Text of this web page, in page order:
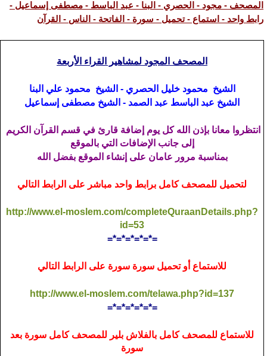
المصحف - مجود - الحصري - البنا - عبد الباسط - مصطفى إسماعيل -
رابط واحد - استماع - تحميل - سورة - الفاتحة - الناس - القرآن
المصحف المجود لمشاهير القراء الأربعة
الشيخ محمود خليل الحصري - الشيخ محمود علي البنا
الشيخ عبد الباسط عبد الصمد - الشيخ مصطفى إسماعيل
انتظروا معانا بإذن الله كل يوم إضافة قارئ في قسم القرآن الكريم
إلى جانب الإضافات التي بالموقع
بمناسبة مرور عامان على إنشاء الموقع بفضل الله
لتحميل للمصحف كامل برابط واحد مباشر على الرابط التالي
http://www.el-moslem.com/completeQuraanDetails.php?
id=53
=*=*=*=*=*=
للاستماع أو تحميل سورة سورة على الرابط التالي
http://www.el-moslem.com/telawa.php?id=137
=*=*=*=*=*=
للاستماع للمصحف كامل بالفلاش بلير للمصحف كامل سورة بعد
سورة